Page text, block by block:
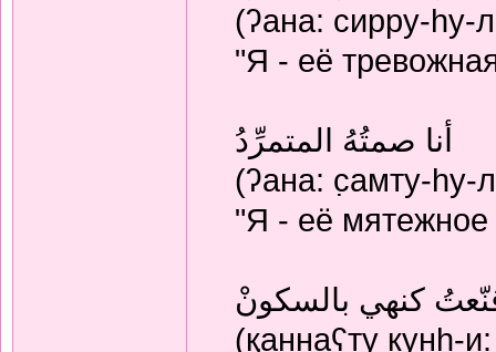
(ʔана: сирру-hу-
"Я - её
أنا صمتُهُ المتمرِّدُ
(ʔана: с̣амту-hу-
"Я - её
كنهي بالسكونْ
(қаннаʕту кунh-